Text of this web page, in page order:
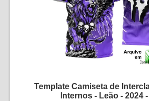
Template Camiseta de
Internos - Leão - 2024